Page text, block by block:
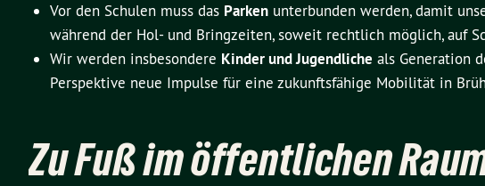
Vor den Schulen muss das Parken unterbunden werden, damit
während der Hol- und Bringzeiten, soweit rechtlich möglich, auf
Wir werden insbesondere Kinder und Jugendliche als Generation
Perspektive neue Impulse für eine zukunftsfähige Mobilität in
Zu Fuß im öffentlichen